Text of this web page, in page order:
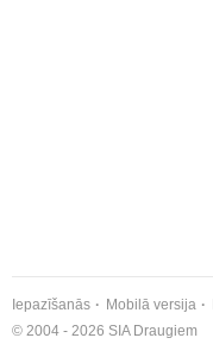
Iepazīšanās Mobilā versija
© 2004 - 2026 SIA Draugiem